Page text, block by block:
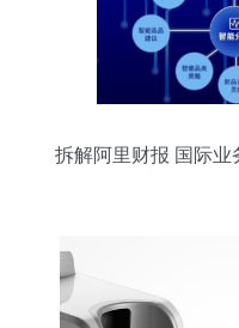
拆解阿里财报 国际业